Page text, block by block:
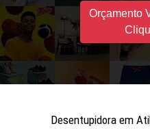
Orçamento
Desentupidora em